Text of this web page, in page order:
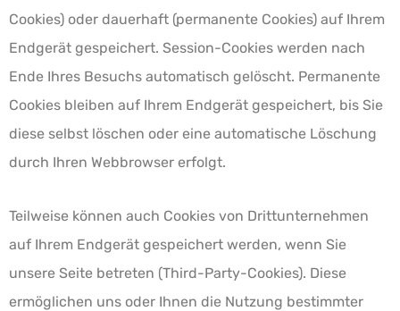
Cookies) oder dauerhaft (permanente Cookies) auf Ihrem
Endgerät gespeichert. Session-Cookies werden nach
Ende Ihres Besuchs automatisch gelöscht. Permanente
Cookies bleiben auf Ihrem Endgerät gespeichert, bis Sie
diese selbst löschen oder eine automatische Löschung
durch Ihren Webbrowser erfolgt.
Teilweise können auch Cookies von Drittunternehmen
auf Ihrem Endgerät gespeichert werden, wenn Sie
unsere Seite betreten (Third-Party-Cookies). Diese
ermöglichen uns oder Ihnen die Nutzung bestimmter